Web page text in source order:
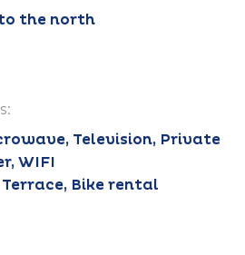
the north
Television, Private
WIFI
Bike rental